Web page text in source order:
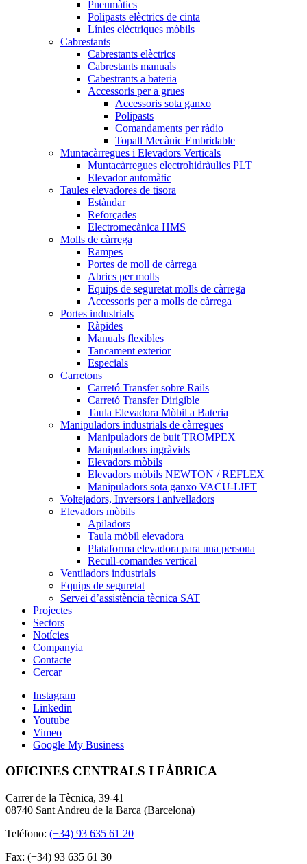
Pneumàtics
Polipasts elèctrics de cinta
Línies elèctriques mòbils
Cabrestants
Cabrestants elèctrics
Cabrestants manuals
Cabestrants a bateria
Accessoris per a grues
Accessoris sota ganxo
Polipasts
Comandaments per ràdio
Topall Mecànic Embridable
Muntacàrregues i Elevadors Verticals
Muntacàrregues electrohidràulics PLT
Elevador automàtic
Taules elevadores de tisora
Estàndar
Reforçades
Electromecànica HMS
Molls de càrrega
Rampes
Portes de moll de càrrega
Abrics per molls
Equips de seguretat molls de càrrega
Accessoris per a molls de càrrega
Portes industrials
Ràpides
Manuals flexibles
Tancament exterior
Especials
Carretons
Carretó Transfer sobre Rails
Carretó Transfer Dirigible
Taula Elevadora Mòbil a Bateria
Manipuladors industrials de càrregues
Manipuladors de buit TROMPEX
Manipuladors ingràvids
Elevadors mòbils
Elevadors mòbils NEWTON / REFLEX
Manipuladors sota ganxo VACU-LIFT
Voltejadors, Inversors i anivelladors
Elevadors mòbils
Apiladors
Taula mòbil elevadora
Plataforma elevadora para una persona
Recull-comandes vertical
Ventiladors industrials
Equips de seguretat
Servei d’assistència tècnica SAT
Projectes
Sectors
Notícies
Companyia
Contacte
Cercar
Instagram
Linkedin
Youtube
Vimeo
Google My Business
OFICINES CENTRALS I FÀBRICA
Carrer de la Tècnica, 39-41
08740 Sant Andreu de la Barca (Barcelona)
Teléfono: (+34) 93 635 61 20
Fax: (+34) 93 635 61 30